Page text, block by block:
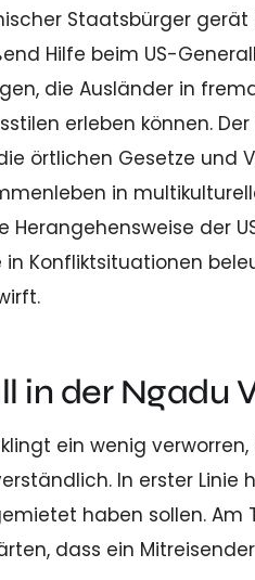
Staatsbürger
Hilfe beim US-
die Ausländer in
erleben können.
örtlichen Gesetze und
in
Herangehensweise der
in Konfliktsituationen
in der Ngadu
ein wenig
In erster Linie
haben sollen. Am
dass ein